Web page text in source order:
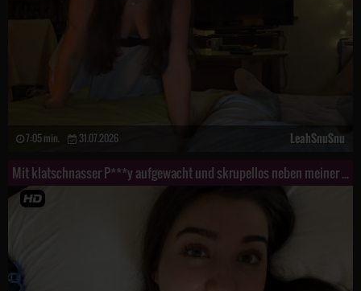
7:05 min. 31.07.2026 LeahSnuSnu
Mit klatschnasser P***y aufgewacht und skrupellos neben meiner Freundin masturbiert! S****t! Mega Or